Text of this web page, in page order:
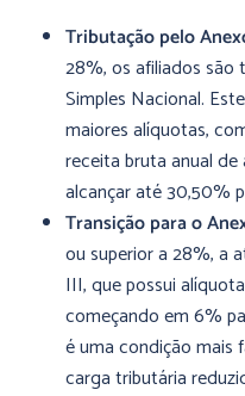
Tributação pelo
28%, os afiliados são
Simples Nacional.
maiores alíquotas,
receita bruta anual
alcançar até 30,50%
Transição para o
ou superior a 28%, a
III, que possui
começando em 6%
é uma condição mais
carga tributária